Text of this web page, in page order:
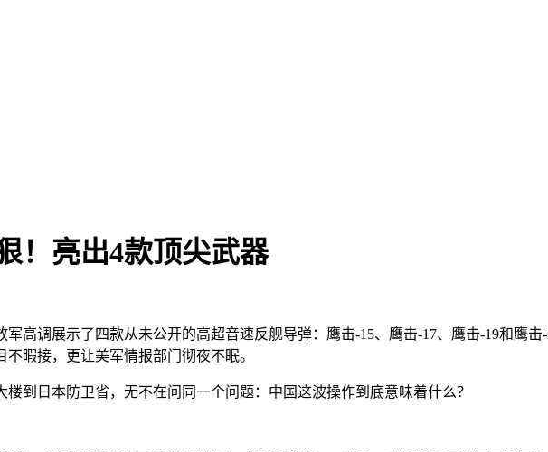
！亮出4款顶尖武器
高调展示了四款从未公开的高超音速反舰导弹：鹰击-15、鹰击-17、鹰击-19和鹰
暇接，更让美军情报部门彻夜不眠。
到日本防卫省，无不在问同一个问题：中国这波操作到底意味着什么？